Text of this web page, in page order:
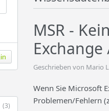
(3)
MSR -
Geschrieben von Mario
Wenn Sie Microsoft
Problemen/Fehlern